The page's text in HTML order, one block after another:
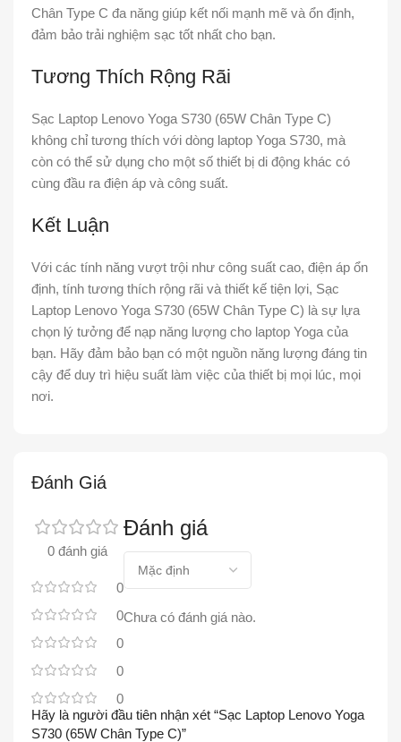
Chân Type C đa năng giúp kết nối mạnh mẽ và ổn định,
đảm bảo trải nghiệm sạc tốt nhất cho bạn.
Tương Thích Rộng Rãi
Sạc Laptop Lenovo Yoga S730 (65W Chân Type C)
không chỉ tương thích với dòng laptop Yoga S730, mà
còn có thể sử dụng cho một số thiết bị di động khác có
cùng đầu ra điện áp và công suất.
Kết Luận
Với các tính năng vượt trội như công suất cao, điện áp ổn
định, tính tương thích rộng rãi và thiết kế tiện lợi, Sạc
Laptop Lenovo Yoga S730 (65W Chân Type C) là sự lựa
chọn lý tưởng để nạp năng lượng cho laptop Yoga của
bạn. Hãy đảm bảo bạn có một nguồn năng lượng đáng tin
cậy để duy trì hiệu suất làm việc của thiết bị mọi lúc, mọi
nơi.
Đánh Giá
0 đánh giá
0
0
0
0
0
Đánh giá
Chưa có đánh giá nào.
Hãy là người đầu tiên nhận xét “Sạc Laptop Lenovo Yoga
S730 (65W Chân Type C)”